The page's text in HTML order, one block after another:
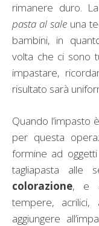
rimanere duro.
pasta al sale una
bambini, in
volta che ci sono
impastare,
risultato sarà
Quando l’impasto
per questa
formine ad
tagliapasta alle
colorazione, e
tempere,
aggiungere